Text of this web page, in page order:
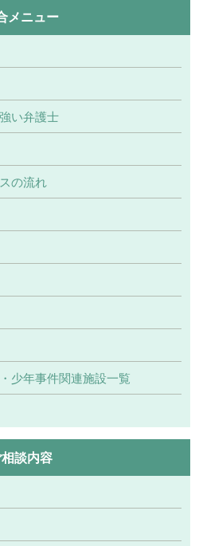
メニュー
い弁護士
の流れ
少年事件関連施設一覧
談内容